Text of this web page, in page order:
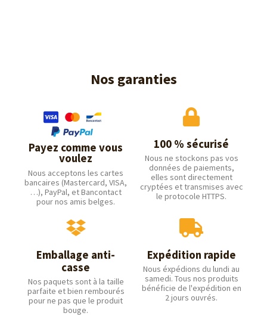
Nos garanties
Payez comme vous
voulez
Nous acceptons les cartes
bancaires (Mastercard, VISA,
…), PayPal, et Bancontact
pour nos amis belges.
100 % sécurisé
Nous ne stockons pas vos
données de paiements,
elles sont directement
cryptées et transmises avec
le protocole HTTPS.
Emballage anti-
casse
Nos paquets sont à la taille
parfaite et bien rembourés
pour ne pas que le produit
bouge.
Expédition rapide
Nous éxpédions du lundi au
samedi. Tous nos produits
bénéficie de l'expédition en
2 jours ouvrés.